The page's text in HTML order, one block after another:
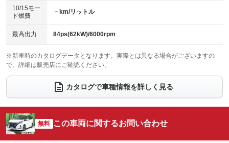
ベンチシート
：装備なし
チップアップシート
：装備なし
電動格納サードシート
：装備なし シートヒーター
：装備なし
ウォークスルー
電動リアゲート フロントカメラ
：装備あり
シートエアコン
：装備なし 全周囲カメラ
：装備あり
サイドカメラ
：装備あり ルーフレール
：装備なし
エアサスペンション ヘッドライトウォッシャー
10/15モー
ド燃費
－km/リットル
最高出力 84ps(62kW)/6000rpm
※新車時のカタログデータとなります。実際とは異なる場合がございますの
で、詳細は販売店にご確認ください。
カタログで車種情報を詳しく見る
無料 この車両に関するお問い合わせ